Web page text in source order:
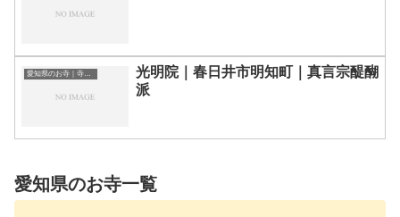
愛知県のお寺｜寺院一覧
光明院｜春日井市明知町｜真言宗醍醐
派
愛知県のお寺一覧